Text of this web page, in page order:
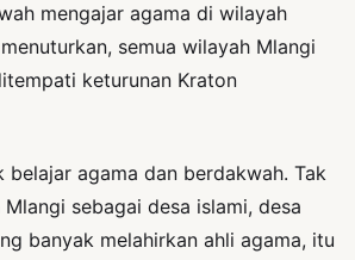
mengajar agama di wilayah
semua wilayah Mlangi
keturunan Kraton
belajar agama dan berdakwah. Tak
sebagai desa islami, desa
banyak melahirkan ahli agama, itu